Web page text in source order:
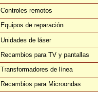
Controles remotos
Equipos de reparación
Unidades de láser
Recambios para TV y pantallas
Transformadores de línea
Recambios para Microondas